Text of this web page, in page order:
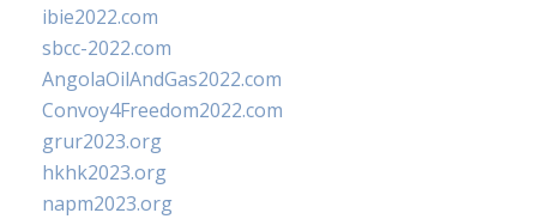
ibie2022.com
sbcc-2022.com
AngolaOilAndGas2022.com
Convoy4Freedom2022.com
grur2023.org
hkhk2023.org
napm2023.org